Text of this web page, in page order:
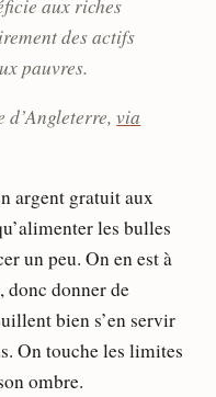
des actifs
pauvres.
d’Angleterre,via
argent gratuit aux
les bulles
un peu. On en est à
donc donner de
bien s’en servir
On touche les limites
ombre.